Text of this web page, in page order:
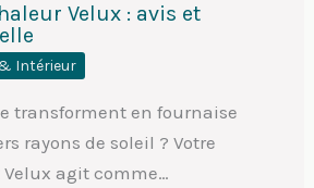
Velux : avis et
Intérieur
transforment en fournaise
rayons de soleil ? Votre
agit comme…